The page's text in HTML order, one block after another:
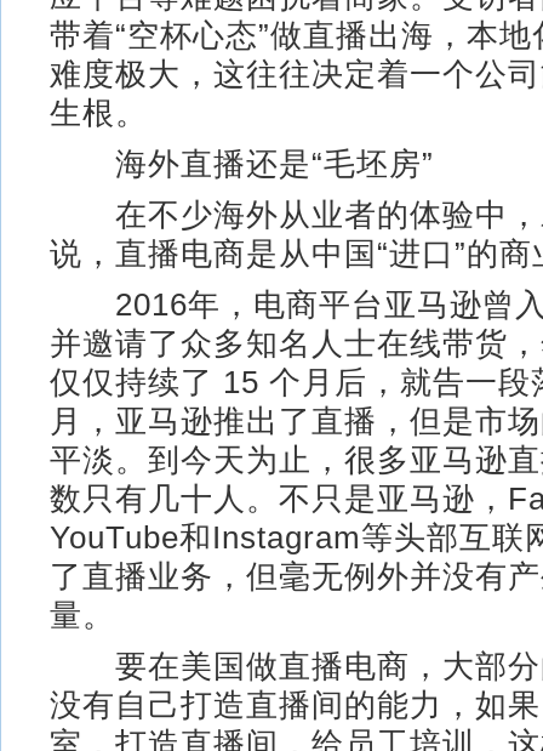
带着“空杯心态”做直播出海，本
难度极大，这往往决定着一个公
生根。
海外直播还是“毛坯房”
在不少海外从业者的体验中，
说，直播电商是从中国“进口”的
2016年，电商平台亚马逊曾
并邀请了众多知名人士在线带货
仅仅持续了 15 个月后，就告一段
月，亚马逊推出了直播，但是市
平淡。到今天为止，很多亚马逊
数只有几十人。不只是亚马逊，
YouTube和Instagram等头部互联
了直播业务，但毫无例外并没有
量。
要在美国做直播电商，大部分
没有自己打造直播间的能力，如
室，打造直播间，给员工培训，